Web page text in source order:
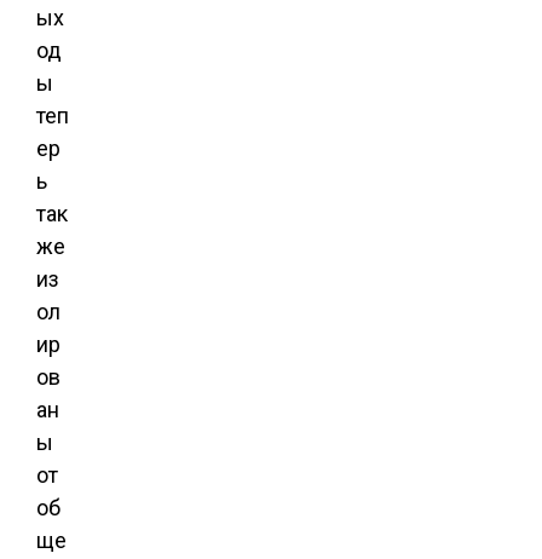
ых
од
ы
теп
ер
ь
так
же
из
ол
ир
ов
ан
ы
от
об
ще